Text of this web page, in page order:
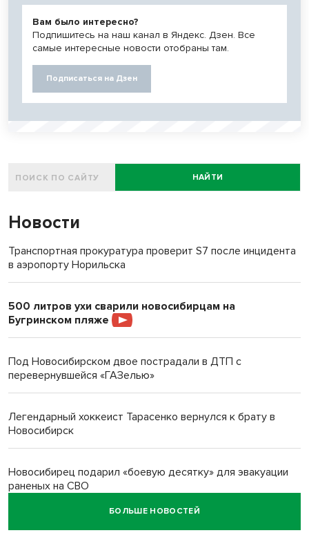
Вам было интересно?
Подпишитесь на наш канал в Яндекс. Дзен. Все
самые интересные новости отобраны там.
Подписаться на Дзен
НАЙТИ
Новости
Транспортная прокуратура проверит S7 после инцидента
в аэропорту Норильска
500 литров ухи сварили новосибирцам на
Бугринском пляже
Под Новосибирском двое пострадали в ДТП с
перевернувшейся «ГАЗелью»
Легендарный хоккеист Тарасенко вернулся к брату в
Новосибирск
Новосибирец подарил «боевую десятку» для эвакуации
раненых на СВО
БОЛЬШЕ НОВОСТЕЙ